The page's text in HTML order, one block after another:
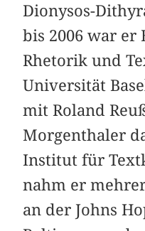
Dionysos-
bis 2006 war
Rhetorik und
Universität
mit Roland
Morgenthaler
Institut für
nahm er
an der Johns